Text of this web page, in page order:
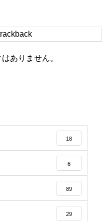
ありません。
18
6
89
29